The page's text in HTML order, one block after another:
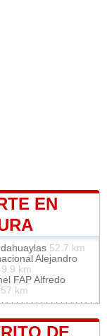
EN
52.7 km
Alejandro
km
FAP Alfredo
km